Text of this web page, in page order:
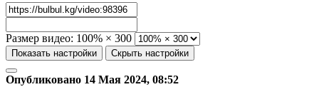
Размер видео: 100% × 300
Показать настройки Скрыть настройки
Опубликовано 14 Мая 2024, 08:52